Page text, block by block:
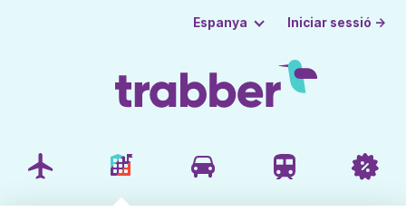
Espanya Iniciar sessió →